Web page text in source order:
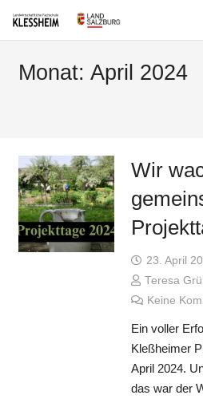
Monat: April 2024
Wir
23. April
Teresa
Keine
Ein voller
Kleßheimer
April 2024.
das war der